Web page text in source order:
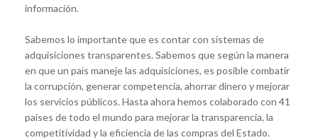
información.
Sabemos lo importante que es contar con sistemas de
adquisiciones transparentes. Sabemos que según la manera
en que un país maneje las adquisiciones, es posible combatir
la corrupción, generar competencia, ahorrar dinero y mejorar
los servicios públicos. Hasta ahora hemos colaborado con 41
países de todo el mundo para mejorar la transparencia, la
competitividad y la eficiencia de las compras del Estado.